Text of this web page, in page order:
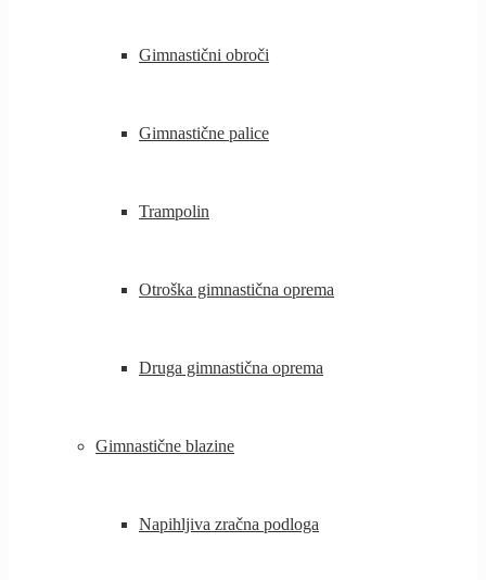
Gimnastični obroči
Gimnastične palice
Trampolin
Otroška gimnastična oprema
Druga gimnastična oprema
Gimnastične blazine
Napihljiva zračna podloga